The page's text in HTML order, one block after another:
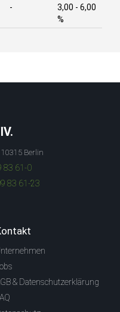
-
3,00 - 6,00
%
Berlin
83 61-0
83 61-23
& Datenschutzerklärung